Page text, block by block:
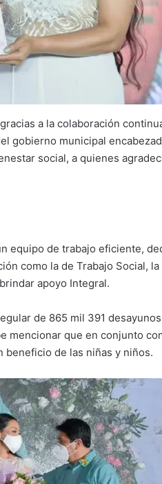
a la colaboración
gobierno municipal
social, a quienes
equipo de trabajo eficiente,
como la de Trabajo Social,
apoyo Integral.
de 865 mil 391
mencionar que en conjunto
beneficio de las niñas y niños.